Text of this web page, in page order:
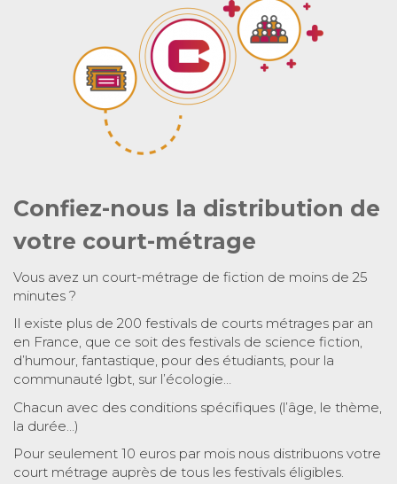
Confiez-nous la distribution de
votre court-métrage
Vous avez un court-métrage de fiction de moins de 25
minutes ?
Il existe plus de 200 festivals de courts métrages par an
en France, que ce soit des festivals de science fiction,
d’humour, fantastique, pour des étudiants, pour la
communauté lgbt, sur l’écologie…
Chacun avec des conditions spécifiques (l’âge, le thème,
la durée…)
Pour seulement 10 euros par mois nous distribuons votre
court métrage auprès de tous les festivals éligibles.